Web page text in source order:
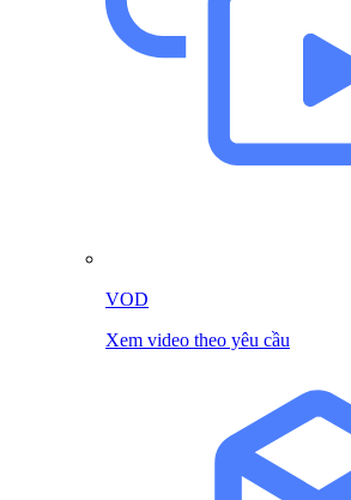
VOD
Xem video theo yêu cầu